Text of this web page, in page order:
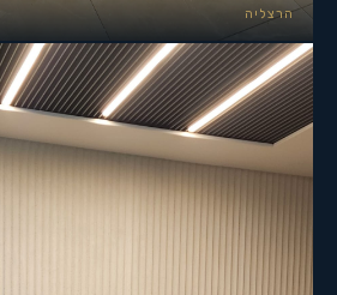
הרצליה